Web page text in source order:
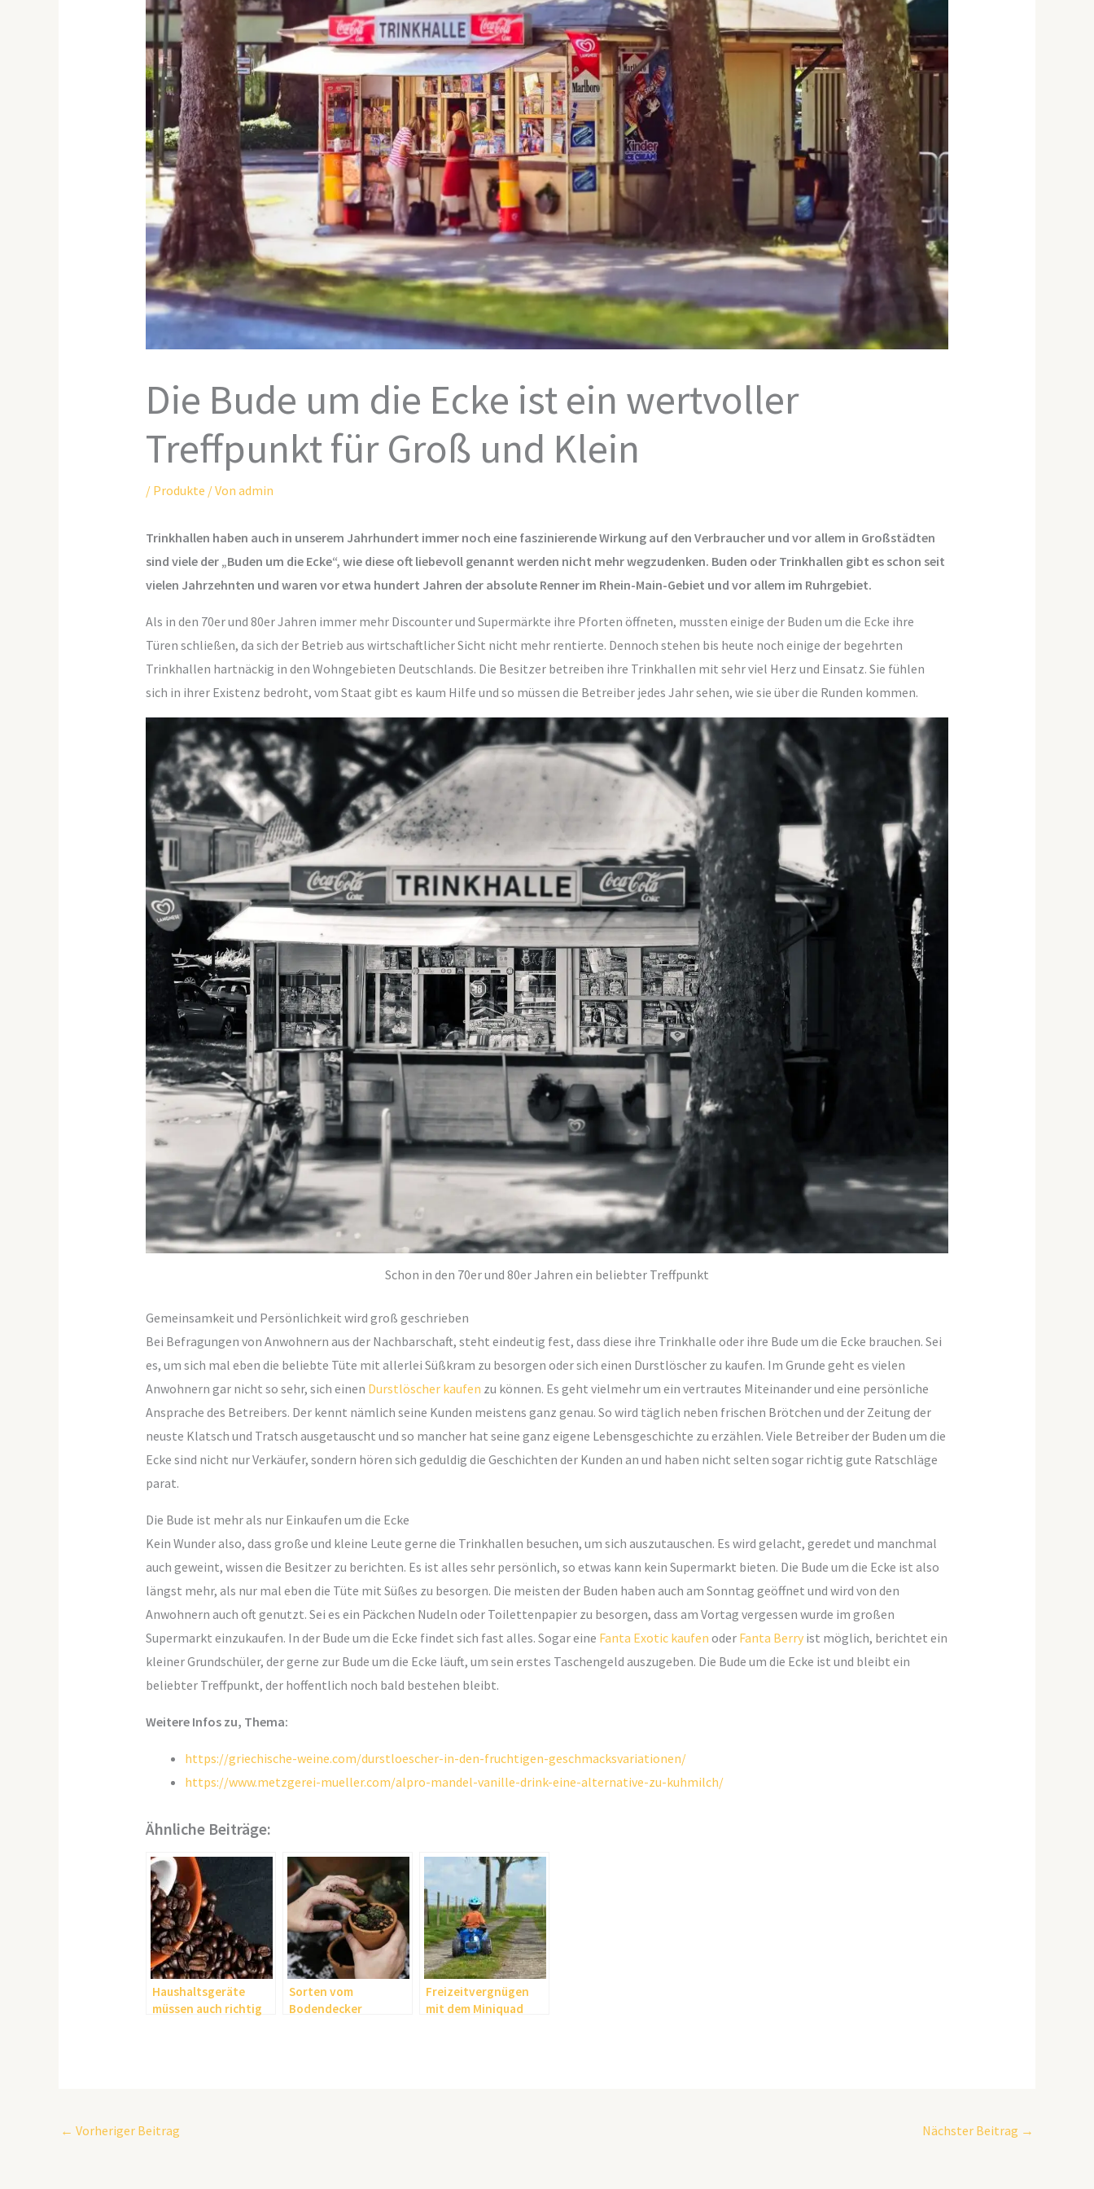
Die Bude um die Ecke ist ein wertvoller
Treffpunkt für Groß und Klein
/ Produkte / Von admin
Trinkhallen haben auch in unserem Jahrhundert immer noch eine faszinierende Wirkung auf den Verbraucher und vor allem in Großstädten
sind viele der „Buden um die Ecke“, wie diese oft liebevoll genannt werden nicht mehr wegzudenken. Buden oder Trinkhallen gibt es schon seit
vielen Jahrzehnten und waren vor etwa hundert Jahren der absolute Renner im Rhein-Main-Gebiet und vor allem im Ruhrgebiet.
Als in den 70er und 80er Jahren immer mehr Discounter und Supermärkte ihre Pforten öffneten, mussten einige der Buden um die Ecke ihre
Türen schließen, da sich der Betrieb aus wirtschaftlicher Sicht nicht mehr rentierte. Dennoch stehen bis heute noch einige der begehrten
Trinkhallen hartnäckig in den Wohngebieten Deutschlands. Die Besitzer betreiben ihre Trinkhallen mit sehr viel Herz und Einsatz. Sie fühlen
sich in ihrer Existenz bedroht, vom Staat gibt es kaum Hilfe und so müssen die Betreiber jedes Jahr sehen, wie sie über die Runden kommen.
Schon in den 70er und 80er Jahren ein beliebter Treffpunkt
Gemeinsamkeit und Persönlichkeit wird groß geschrieben
Bei Befragungen von Anwohnern aus der Nachbarschaft, steht eindeutig fest, dass diese ihre Trinkhalle oder ihre Bude um die Ecke brauchen. Sei
es, um sich mal eben die beliebte Tüte mit allerlei Süßkram zu besorgen oder sich einen Durstlöscher zu kaufen. Im Grunde geht es vielen
Anwohnern gar nicht so sehr, sich einen Durstlöscher kaufen zu können. Es geht vielmehr um ein vertrautes Miteinander und eine persönliche
Ansprache des Betreibers. Der kennt nämlich seine Kunden meistens ganz genau. So wird täglich neben frischen Brötchen und der Zeitung der
neuste Klatsch und Tratsch ausgetauscht und so mancher hat seine ganz eigene Lebensgeschichte zu erzählen. Viele Betreiber der Buden um die
Ecke sind nicht nur Verkäufer, sondern hören sich geduldig die Geschichten der Kunden an und haben nicht selten sogar richtig gute Ratschläge
parat.
Die Bude ist mehr als nur Einkaufen um die Ecke
Kein Wunder also, dass große und kleine Leute gerne die Trinkhallen besuchen, um sich auszutauschen. Es wird gelacht, geredet und manchmal
auch geweint, wissen die Besitzer zu berichten. Es ist alles sehr persönlich, so etwas kann kein Supermarkt bieten. Die Bude um die Ecke ist also
längst mehr, als nur mal eben die Tüte mit Süßes zu besorgen. Die meisten der Buden haben auch am Sonntag geöffnet und wird von den
Anwohnern auch oft genutzt. Sei es ein Päckchen Nudeln oder Toilettenpapier zu besorgen, dass am Vortag vergessen wurde im großen
Supermarkt einzukaufen. In der Bude um die Ecke findet sich fast alles. Sogar eine Fanta Exotic kaufen oder Fanta Berryist möglich, berichtet ein
kleiner Grundschüler, der gerne zur Bude um die Ecke läuft, um sein erstes Taschengeld auszugeben. Die Bude um die Ecke ist und bleibt ein
beliebter Treffpunkt, der hoffentlich noch bald bestehen bleibt.
Weitere Infos zu, Thema:
https://griechische-weine.com/durstloescher-in-den-fruchtigen-geschmacksvariationen/
https://www.metzgerei-mueller.com/alpro-mandel-vanille-drink-eine-alternative-zu-kuhmilch/
Ähnliche Beiträge:
Haushaltsgeräte
müssen auch richtig
Sorten vom
Bodendecker
Freizeitvergnügen
mit dem Miniquad
← Vorheriger Beitrag Nächster Beitrag →